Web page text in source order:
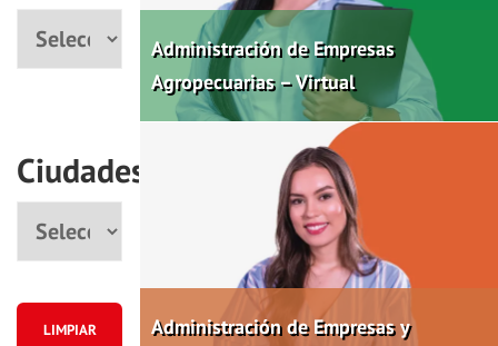
Ciudades
LIMPIAR
Administración de Empresas
Agropecuarias – Virtual
Administración de Empresas y